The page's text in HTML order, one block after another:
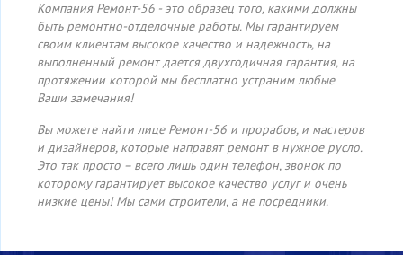
Компания Ремонт-56 - это образец того, какими должны
быть ремонтно-отделочные работы. Мы гарантируем
своим клиентам высокое качество и надежность, на
выполненный ремонт дается двухгодичная гарантия, на
протяжении которой мы бесплатно устраним любые
Ваши замечания!
Вы можете найти лице Ремонт-56 и прорабов, и мастеров
и дизайнеров, которые направят ремонт в нужное русло.
Это так просто – всего лишь один телефон, звонок по
которому гарантирует высокое качество услуг и очень
низкие цены! Мы сами строители, а не посредники.